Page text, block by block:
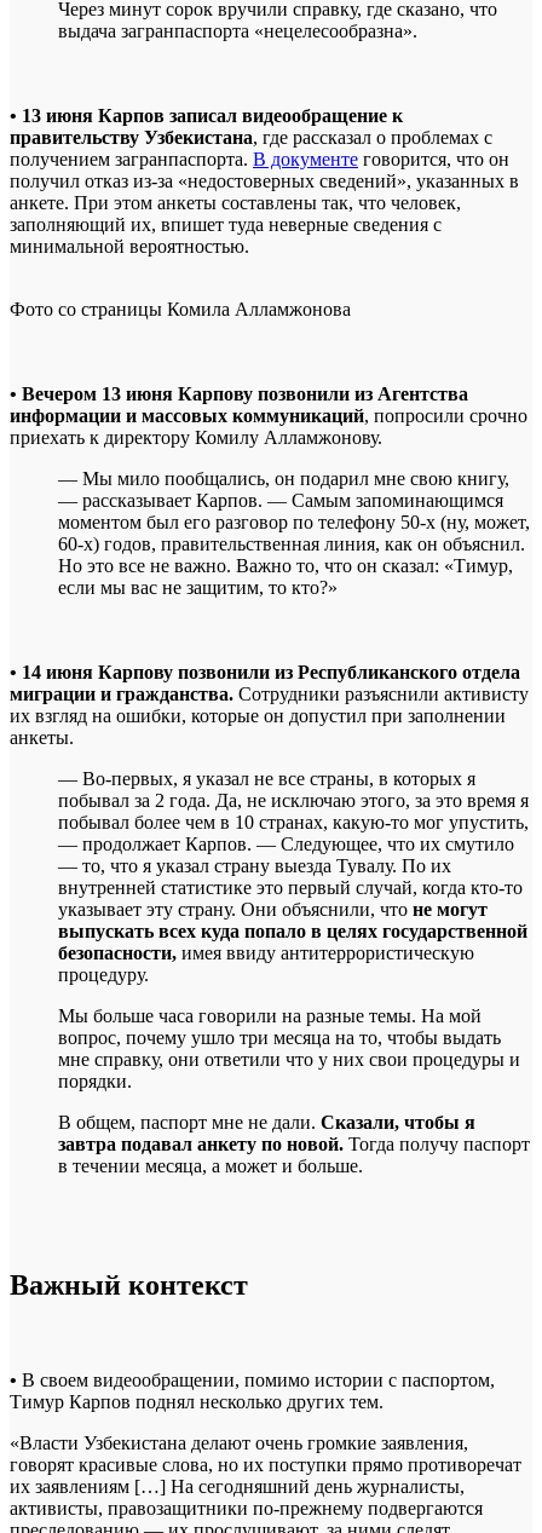
Через минут сорок вручили справку, где сказано, что
выдача загранпаспорта «нецелесообразна».
• 13 июня Карпов записал видеообращение к
правительству Узбекистана, где рассказал о проблемах с
получением загранпаспорта. В документе говорится, что он
получил отказ из-за «недостоверных сведений», указанных в
анкете. При этом анкеты составлены так, что человек,
заполняющий их, впишет туда неверные сведения с
минимальной вероятностью.
Фото со страницы Комила Алламжонова
• Вечером 13 июня Карпову позвонили из Агентства
информации и массовых коммуникаций, попросили срочно
приехать к директору Комилу Алламжонову.
— Мы мило пообщались, он подарил мне свою книгу,
— рассказывает Карпов. — Самым запоминающимся
моментом был его разговор по телефону 50-х (ну, может,
60-х) годов, правительственная линия, как он объяснил.
Но это все не важно. Важно то, что он сказал: «Тимур,
если мы вас не защитим, то кто?»
• 14 июня Карпову позвонили из Республиканского отдела
миграции и гражданства. Сотрудники разъяснили активисту
их взгляд на ошибки, которые он допустил при заполнении
анкеты.
— Во-первых, я указал не все страны, в которых я
побывал за 2 года. Да, не исключаю этого, за это время я
побывал более чем в 10 странах, какую-то мог упустить,
— продолжает Карпов. — Следующее, что их смутило
— то, что я указал страну выезда Тувалу. По их
внутренней статистике это первый случай, когда кто-то
указывает эту страну. Они объяснили, что не могут
выпускать всех куда попало в целях государственной
безопасности, имея ввиду антитеррористическую
процедуру.
Мы больше часа говорили на разные темы. На мой
вопрос, почему ушло три месяца на то, чтобы выдать
мне справку, они ответили что у них свои процедуры и
порядки.
В общем, паспорт мне не дали. Сказали, чтобы я
завтра подавал анкету по новой. Тогда получу паспорт
в течении месяца, а может и больше.
Важный контекст
• В своем видеообращении, помимо истории с паспортом,
Тимур Карпов поднял несколько других тем.
«Власти Узбекистана делают очень громкие заявления,
говорят красивые слова, но их поступки прямо противоречат
их заявлениям […] На сегодняшний день журналисты,
активисты, правозащитники по-прежнему подвергаются